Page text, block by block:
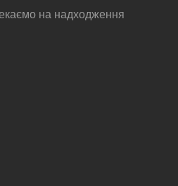
на надходження